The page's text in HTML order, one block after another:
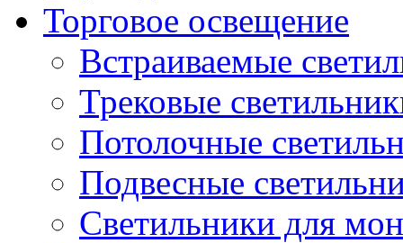
Торговое освещение
Встраиваемые
Трековые
Потолочные
Подвесные
Светильники для